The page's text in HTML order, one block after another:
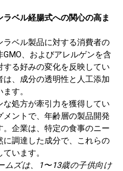
ベル経腸式への関心の高ま
ベル製品に対する消費者の
、およびアレルゲンを含
する好みの変化を反映してい
は、成分の透明性と人工添加
す。
処方が牽引力を獲得してい
ントで、年齢層の製品開発
企業は、特定の食事のニー
に調達した成分で、これらの
います。
ムズは、1〜13歳の子供向け